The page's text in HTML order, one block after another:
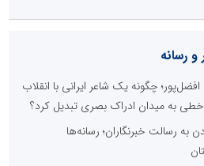
رسانه
چگونه یک شاعر ایرانی با انقلاب
خطی به میدان ادراک بصری تبدیل کرد؟
به رسالت خبرنگاران؛ رسانه‌ها